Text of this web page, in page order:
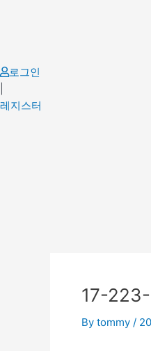
로그인
레지스터
17-
By tommy /